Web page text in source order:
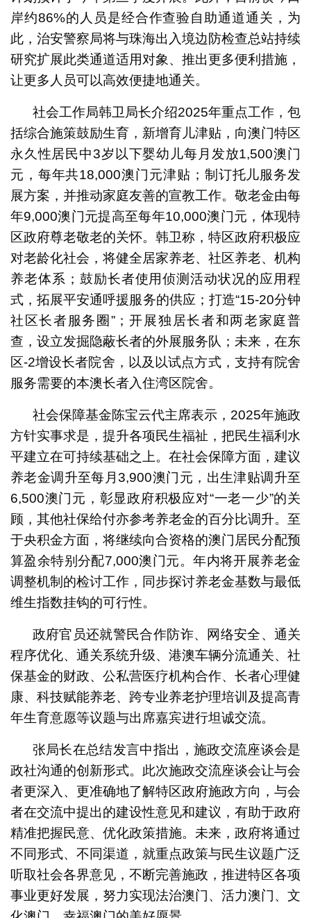
岸约86%的人员是经合作查验自助通道通关，为
此，治安警察局将与珠海出入境边防检查总站持续
研究扩展此类通道适用对象、推出更多便利措施，
让更多人员可以高效便捷地通关。
社会工作局韩卫局长介绍2025年重点工作，包
括综合施策鼓励生育，新增育儿津贴，向澳门特区
永久性居民中3岁以下婴幼儿每月发放1,500澳门
元，每年共18,000澳门元津贴；制订托儿服务发
展方案，并推动家庭友善的宣教工作。敬老金由每
年9,000澳门元提高至每年10,000澳门元，体现特
区政府尊老敬老的关怀。韩卫称，特区政府积极应
对老龄化社会，将健全居家养老、社区养老、机构
养老体系；鼓励长者使用侦测活动状况的应用程
式，拓展平安通呼援服务的供应；打造“15-20分钟
社区长者服务圈”；开展独居长者和两老家庭普
查，设立发掘隐蔽长者的外展服务队；未来，在东
区-2增设长者院舍，以及以试点方式，支持有院舍
服务需要的本澳长者入住湾区院舍。
社会保障基金陈宝云代主席表示，2025年施政
方针实事求是，提升各项民生福祉，把民生福利水
平建立在可持续基础之上。在社会保障方面，建议
养老金调升至每月3,900澳门元，出生津贴调升至
6,500澳门元，彰显政府积极应对“一老一少”的关
顾，其他社保给付亦参考养老金的百分比调升。至
于央积金方面，将继续向合资格的澳门居民分配预
算盈余特别分配7,000澳门元。年内将开展养老金
调整机制的检讨工作，同步探讨养老金基数与最低
维生指数挂钩的可行性。
政府官员还就警民合作防诈、网络安全、通关
程序优化、通关系统升级、港澳车辆分流通关、社
保基金的财政、公私营医疗机构合作、长者心理健
康、科技赋能养老、跨专业养老护理培训及提高青
年生育意愿等议题与出席嘉宾进行坦诚交流。
张局长在总结发言中指出，施政交流座谈会是
政社沟通的创新形式。此次施政交流座谈会让与会
者更深入、更准确地了解特区政府施政方向，与会
者在交流中提出的建设性意见和建议，有助于政府
精准把握民意、优化政策措施。未来，政府将通过
不同形式、不同渠道，就重点政策与民生议题广泛
听取社会各界意见，不断完善施政，推进特区各项
事业更好发展，努力实现法治澳门、活力澳门、文